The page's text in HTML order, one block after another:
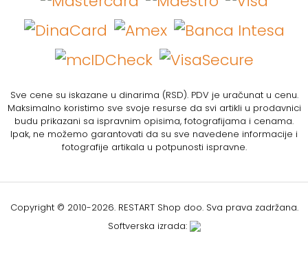
Sve cene su iskazane u dinarima (RSD). PDV je uračunat u cenu.
Maksimalno koristimo sve svoje resurse da svi artikli u prodavnici
budu prikazani sa ispravnim opisima, fotografijama i cenama.
Ipak, ne možemo garantovati da su sve navedene informacije i
fotografije artikala u potpunosti ispravne.
Copyright © 2010-2026. RESTART Shop doo. Sva prava zadržana.
Softverska izrada: